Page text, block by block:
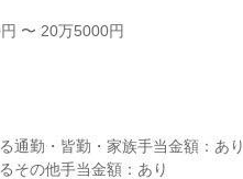
〜 20万5000円
通勤・皆勤・家族手当金額：あり
その他手当金額：あり